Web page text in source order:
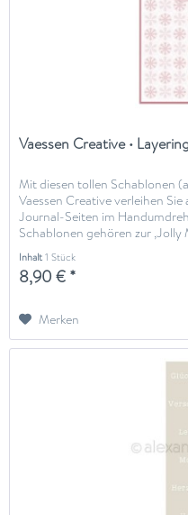
Vaessen Creative •
Mit diesen tollen Schablonen
Vaessen Creative verleihen
Journal-Seiten im
Schablonen gehören zur ‚Jolly
Inhalt1 Stück
8,90 € *
Merken